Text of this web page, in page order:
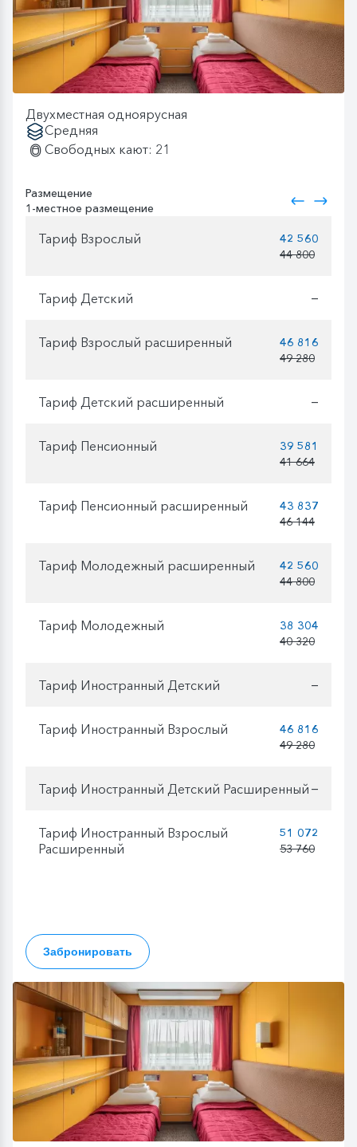
Двухместная одноярусная
Средняя
Свободных кают: 21
Размещение
1-местное размещение
Тариф Взрослый
42 560
44 800
Тариф Детский —
Тариф Взрослый расширенный
46 816
49 280
Тариф Детский расширенный —
Тариф Пенсионный
39 581
41 664
Тариф Пенсионный расширенный
43 837
46 144
Тариф Молодежный расширенный
42 560
44 800
Тариф Молодежный
38 304
40 320
Тариф Иностранный Детский —
Тариф Иностранный Взрослый
46 816
49 280
Тариф Иностранный Детский Расширенный —
Тариф Иностранный Взрослый
Расширенный
51 072
53 760
Забронировать